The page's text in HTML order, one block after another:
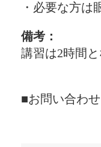
・必要な方は
備考：
講習は2時間
■お問い合わ